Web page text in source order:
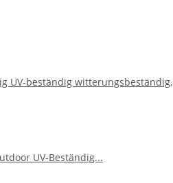
UV-beständig witterungsbeständig,